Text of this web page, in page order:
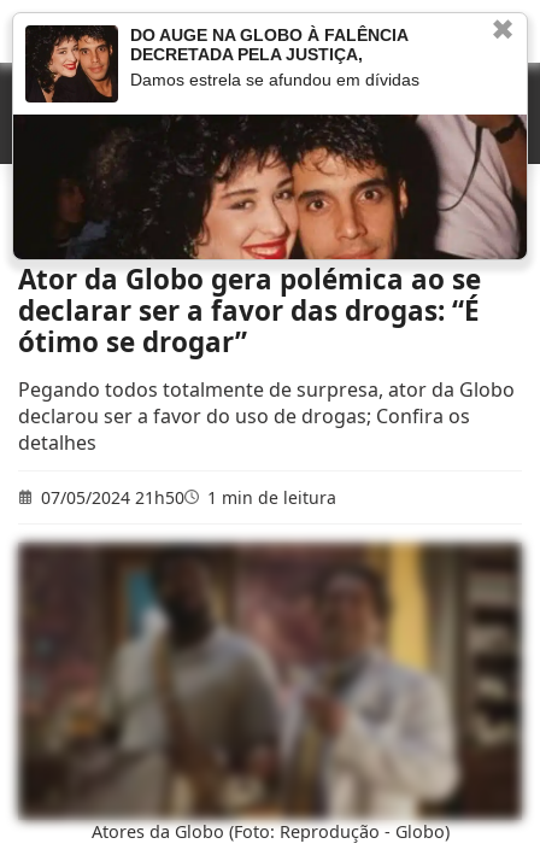
»
Ator da Globo gera polémica ao se declarar ser a favor das
drogas: “É ótimo se drogar”
Ator da Globo gera polémica ao se
declarar ser a favor das drogas: “É
ótimo se drogar”
Pegando todos totalmente de surpresa, ator da Globo
declarou ser a favor do uso de drogas; Confira os
detalhes
07/05/2024 21h50 1 min de leitura
Atores da Globo (Foto: Reprodução - Globo)
✖
DO AUGE NA GLOBO À FALÊNCIA
DECRETADA PELA JUSTIÇA,
Damos estrela se afundou em dívidas